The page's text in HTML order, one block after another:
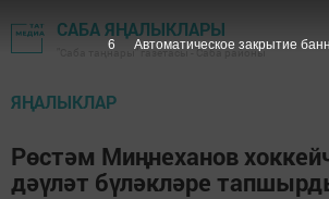
САБА ЯҢАЛЫКЛАРЫ
"Саба таңнары" газетасы - Саба районы
ЯҢАЛЫКЛАР
Рөстәм Миңнеханов
дәүләт бүләкләре
5 Автоматическое закрытие